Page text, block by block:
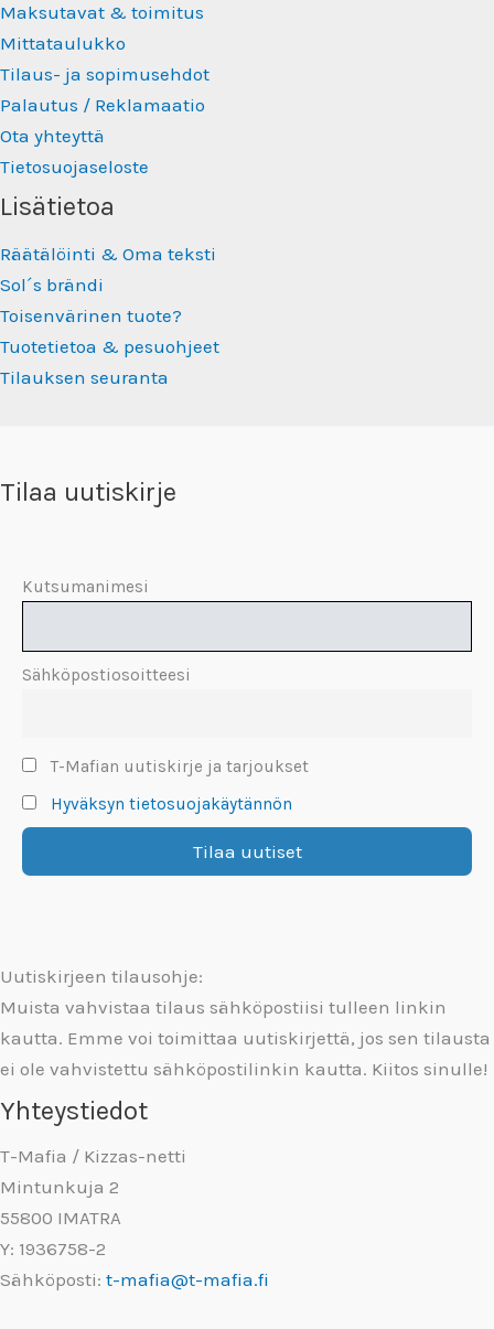
Maksutavat & toimitus
Mittataulukko
Tilaus- ja sopimusehdot
Palautus / Reklamaatio
Ota yhteyttä
Tietosuojaseloste
Lisätietoa
Räätälöinti & Oma teksti
Sol´s brändi
Toisenvärinen tuote?
Tuotetietoa & pesuohjeet
Tilauksen seuranta
Tilaa uutiskirje
Kutsumanimesi
Sähköpostiosoitteesi
T-Mafian uutiskirje ja tarjoukset
Hyväksyn tietosuojakäytännön
Uutiskirjeen tilausohje:
Muista vahvistaa tilaus sähköpostiisi tulleen linkin
kautta. Emme voi toimittaa uutiskirjettä, jos sen tilausta
ei ole vahvistettu sähköpostilinkin kautta. Kiitos sinulle!
Yhteystiedot
T-Mafia / Kizzas-netti
Mintunkuja 2
55800 IMATRA
Y: 1936758-2
Sähköposti: t-mafia@t-mafia.fi